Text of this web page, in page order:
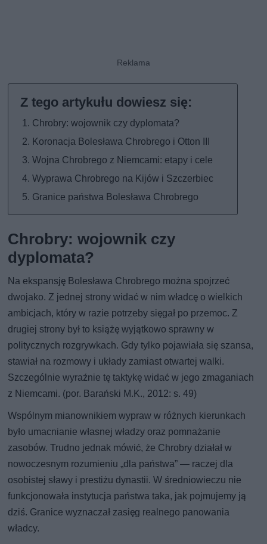
Chrobry: wojownik czy dyplomata?
Koronacja Bolesława Chrobrego i Otton III
Wojna Chrobrego z Niemcami: etapy i cele
Wyprawa Chrobrego na Kijów i Szczerbiec
Granice państwa Bolesława Chrobrego
Chrobry: wojownik czy
dyplomata?
Na ekspansję Bolesława Chrobrego można spojrzeć
dwojako. Z jednej strony widać w nim władcę o wielkich
ambicjach, który w razie potrzeby sięgał po przemoc. Z
drugiej strony był to książę wyjątkowo sprawny w
politycznych rozgrywkach. Gdy tylko pojawiała się szansa,
stawiał na rozmowy i układy zamiast otwartej walki.
Szczególnie wyraźnie tę taktykę widać w jego zmaganiach
z Niemcami. (por. Barański M.K., 2012: s. 49)
Wspólnym mianownikiem wypraw w różnych kierunkach
było umacnianie własnej władzy oraz pomnażanie
zasobów. Trudno jednak mówić, że Chrobry działał w
nowoczesnym rozumieniu „dla państwa” — raczej dla
osobistej sławy i prestiżu dynastii. W średniowieczu nie
funkcjonowała instytucja państwa taka, jak pojmujemy ją
dziś. Granice wyznaczał zasięg realnego panowania
władcy.